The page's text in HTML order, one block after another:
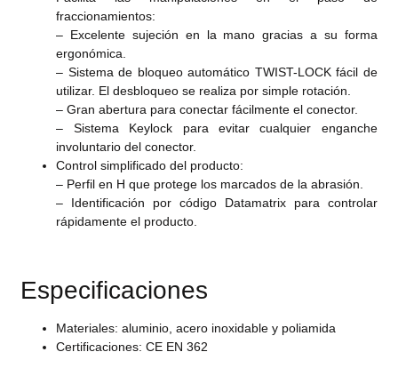
fraccionamientos:
– Excelente sujeción en la mano gracias a su forma
ergonómica.
– Sistema de bloqueo automático TWIST-LOCK fácil de
utilizar. El desbloqueo se realiza por simple rotación.
– Gran abertura para conectar fácilmente el conector.
– Sistema Keylock para evitar cualquier enganche
involuntario del conector.
Control simplificado del producto:
– Perfil en H que protege los marcados de la abrasión.
– Identificación por código Datamatrix para controlar
rápidamente el producto.
Especificaciones
Materiales: aluminio, acero inoxidable y poliamida
Certificaciones: CE EN 362